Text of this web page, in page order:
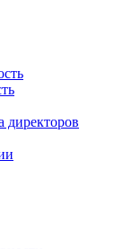
директоров